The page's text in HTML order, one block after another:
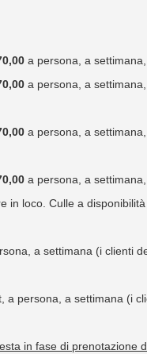
a persona, a
a persona, a
a persona, a
a persona, a
in loco. Culle a
a settimana (i clienti
a persona, a settimana (i
in fase di prenotazione